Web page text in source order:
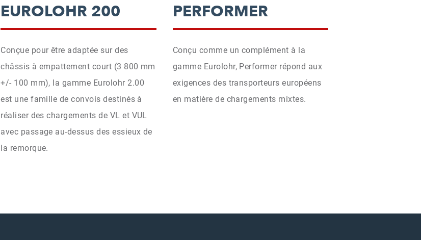
EUROLOHR 200
Conçue pour être adaptée sur des
châssis à empattement court (3 800 mm
+/- 100 mm), la gamme Eurolohr 2.00
est une famille de convois destinés à
réaliser des chargements de VL et VUL
avec passage au-dessus des essieux de
la remorque.
PERFORMER
Conçu comme un complément à la
gamme Eurolohr, Performer répond aux
exigences des transporteurs européens
en matière de chargements mixtes.